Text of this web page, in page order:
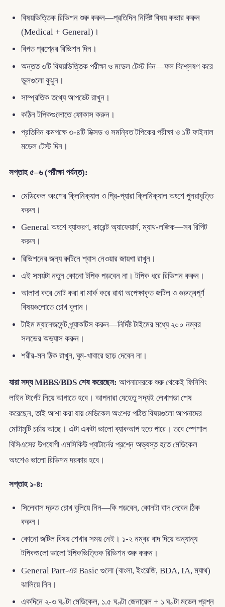
বিষয়ভিত্তিক রিভিশন শুরু করুন—প্রতিদিন নির্দিষ্ট বিষয় কভার করুন
(Medical + General)।
বিগত প্রশ্নের রিভিশন দিন।
অন্তত ৩টি বিষয়ভিত্তিক পরীক্ষা ও মডেল টেস্ট দিন—ফল বিশ্লেষণ করে
ভুলগুলো বুঝুন।
সাম্প্রতিক তথ্যে আপডেট রাখুন।
কঠিন টপিকগুলোতে ফোকাস করুন।
প্রতিদিন কমপক্ষে ৩-৪টি মিক্সড ও সমন্বিত টপিকের পরীক্ষা ও ১টি ফাইনাল
মডেল টেস্ট দিন।
সপ্তাহ ৫–৬ (পরীক্ষা পর্যন্ত):
মেডিকেল অংশের ক্লিনিক্যাল ও প্রি-প্যারা ক্লিনিক্যাল অংশে পুনরাবৃত্তি
করুন।
General অংশে ব্যাকরণ, কারেন্ট অ্যাফেয়ার্স, ম্যাথ-লজিক—সব রিপিট
করুন।
রিভিশনের জন্য রুটিনে শ্বাস নেওয়ার জায়গা রাখুন।
এই সময়টা নতুন কোনো টপিক পড়বেন না। টপিক ধরে রিভিশন করুন।
আলাদা করে নোট করা বা মার্ক করে রাখা অপেক্ষাকৃত জটিল ও গুরুত্বপূর্ণ
বিষয়গুলোতে চোখ বুলান।
টাইম ম্যানেজমেন্ট প্র্যাকটিস করুন—নির্দিষ্ট টাইমের মধ্যে ২০০ নম্বর
সলভের অভ্যাস করুন।
শরীর-মন ঠিক রাখুন, ঘুম-খাবারে ছাড় দেবেন না।
যারা সদ্য MBBS/BDS শেষ করেছেন: আপনাদেরকে শুরু থেকেই ফিনিশিং
লাইন টার্গেট নিয়ে আগাতে হবে। আপনারা যেহেতু সদ্যই লেখাপড়া শেষ
করেছেন, তাই আশা করা যায় মেডিকেল অংশের পঠিত বিষয়গুলো আপনাদের
মোটামুটি চর্চায় আছে। এটা একটা ভালো ব্যাকআপ হতে পারে। তবে স্পেশাল
বিসিএসের উপযোগী এমসিকিউ প্যাটার্নের প্রশ্নে অভ্যস্ত হতে মেডিকেল
অংশেও ভালো রিভিশন দরকার হবে।
সপ্তাহ ১-৪:
সিলেবাস দ্রুত চোখ বুলিয়ে নিন—কি পড়বেন, কোনটা বাদ দেবেন ঠিক
করুন।
কোনো জটিল বিষয় শেখার সময় নেই। ১-২ নম্বর বাদ দিয়ে অন্যান্য
টপিকগুলো ভালো টপিকভিত্তিক রিভিশন শুরু করুন।
General Part-এর Basic গুলো (বাংলা, ইংরেজি, BDA, IA, ম্যাথ)
ঝালিয়ে নিন।
একদিনে ২-৩ ঘণ্টা মেডিকেল, ১.৫ ঘণ্টা জেনারেল + ১ ঘণ্টা মডেল প্রশ্ন